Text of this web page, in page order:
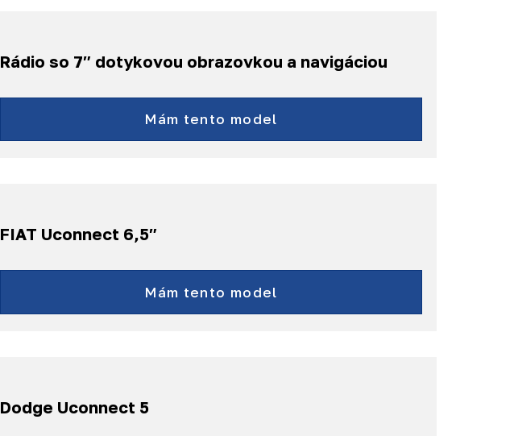
Rádio so 7″ dotykovou obrazovkou a navigáciou
Fullback
a ďalšie...
Mám tento model
FIAT Uconnect 6,5″
500X
a ďalšie...
Mám tento model
Dodge Uconnect 5